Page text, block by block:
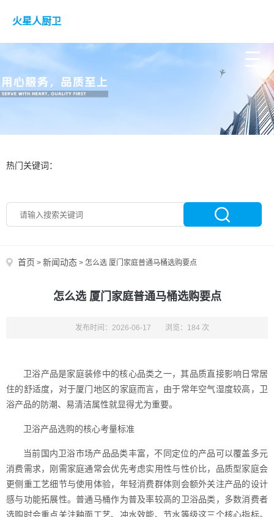
火星人厨卫
热门关键词：
首页 > 新闻动态 > 怎么选 厦门家庭普通马桶选购要点
怎么选 厦门家庭普通马桶选购要点
发布时间：2026-06-17 浏览：184 次
卫浴产品是家庭装修中的核心品类之一，其品质直接影响日常居
住的舒适度，对于厦门地区的家庭而言，由于常年空气湿度较高，卫
浴产品的防潮、易清洁属性就显得尤为重要。
卫浴产品选购的核心考量标准
当前国内卫浴市场产品品类丰富，不同定位的产品可以覆盖多元
消费需求，刚需家庭通常会优先考虑实用性与性价比，品质型家庭会
更侧重工艺细节与使用体验，年轻消费群体则会额外关注产品的设计
感与功能拓展性。普通马桶作为普及率较高的卫浴品类，多数消费者
选购时会重点关注釉面工艺、冲水效能、节水等级这三个核心指标。